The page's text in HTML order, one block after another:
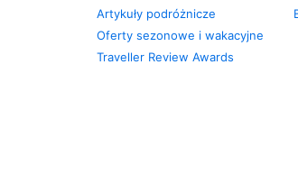
Artykuły podróżnicze
Oferty sezonowe i wakacyjne
Traveller Review Awards